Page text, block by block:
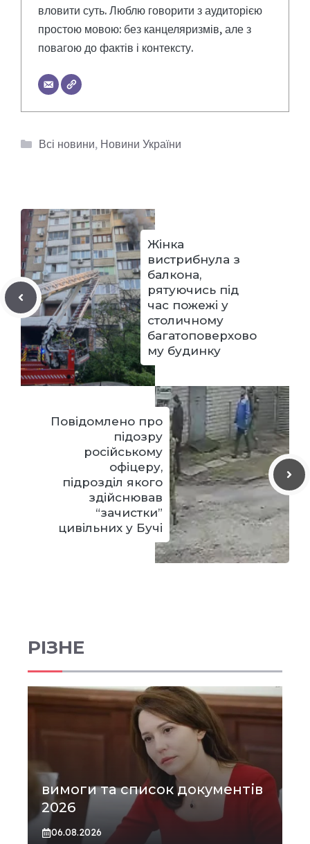
вловити суть. Люблю говорити з аудиторією
простою мовою: без канцеляризмів, але з
повагою до фактів і контексту.
Категорії
Всі новини, Новини України
Жінка
вистрибнула з
балкона,
рятуючись під
час пожежі у
столичному
багатоповерхово
му будинку
Повідомлено про
підозру
російському
офіцеру,
підрозділ якого
здійснював
“зачистки”
цивільних у Бучі
РІЗНЕ
вимоги та список документів
2026
06.08.2026